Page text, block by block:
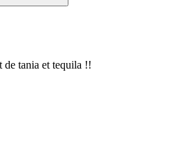
de tania et tequila !!